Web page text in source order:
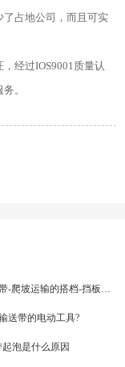
占地公司，而且可实
，经过IOS9001 质量认
。
· 轻型输送带-爬坡运输的搭档-挡板输送带,你还不下手为强？
送带的电动工具?
起泡是什么原因